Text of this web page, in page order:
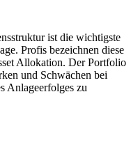
ist die wichtigste
Profis bezeichnen diese
Allokation. Der Portfolio
und Schwächen bei
Anlageerfolges zu